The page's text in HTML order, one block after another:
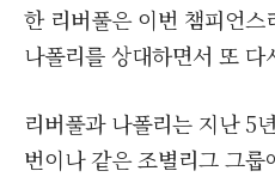
한 리버풀은 이번 챔피언
나폴리를 상대하면서 또
리버풀과 나폴리는 지난 5
번이나 같은 조별리그 그